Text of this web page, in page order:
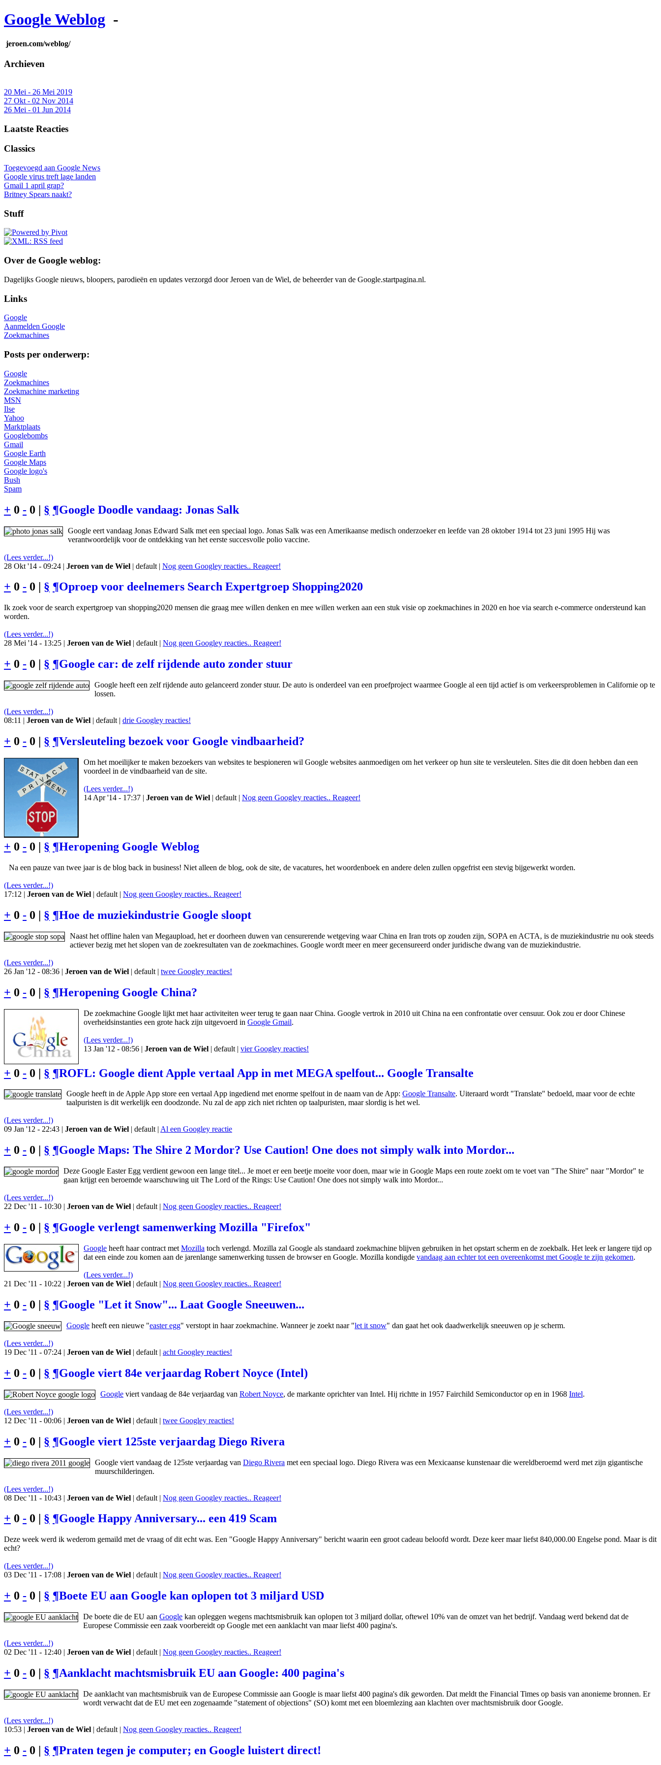
Google Weblog -
jeroen.com/weblog/
Archieven
20 Mei - 26 Mei 2019
27 Okt - 02 Nov 2014
26 Mei - 01 Jun 2014
Laatste Reacties
Classics
Toegevoegd aan Google News
Google virus treft lage landen
Gmail 1 april grap?
Britney Spears naakt?
Stuff
Over de Google weblog:
Dagelijks Google nieuws, bloopers, parodieën en updates verzorgd door Jeroen van de Wiel, de beheerder van de Google.startpagina.nl.
Links
Google
Aanmelden Google
Zoekmachines
Posts per onderwerp:
Google
Zoekmachines
Zoekmachine marketing
MSN
Ilse
Yahoo
Marktplaats
Googlebombs
Gmail
Google Earth
Google Maps
Google logo's
Bush
Spam
+ 0 - 0 | § ¶Google Doodle vandaag: Jonas Salk
Google eert vandaag Jonas Edward Salk met een speciaal logo. Jonas Salk was een Amerikaanse medisch onderzoeker en leefde van 28 oktober 1914 tot 23 juni 1995 Hij was
verantwoordelijk voor de ontdekking van het eerste succesvolle polio vaccine.
(Lees verder...!)
28 Okt '14 - 09:24 | Jeroen van de Wiel | default | Nog geen Googley reacties.. Reageer!
+ 0 - 0 | § ¶Oproep voor deelnemers Search Expertgroep Shopping2020
Ik zoek voor de search expertgroep van shopping2020 mensen die graag mee willen denken en mee willen werken aan een stuk visie op zoekmachines in 2020 en hoe via search e-commerce ondersteund kan
worden.
(Lees verder...!)
28 Mei '14 - 13:25 | Jeroen van de Wiel | default | Nog geen Googley reacties.. Reageer!
+ 0 - 0 | § ¶Google car: de zelf rijdende auto zonder stuur
Google heeft een zelf rijdende auto gelanceerd zonder stuur. De auto is onderdeel van een proefproject waarmee Google al een tijd actief is om verkeersproblemen in Californie op te
lossen.
(Lees verder...!)
08:11 | Jeroen van de Wiel | default | drie Googley reacties!
+ 0 - 0 | § ¶Versleuteling bezoek voor Google vindbaarheid?
Om het moeilijker te maken bezoekers van websites te bespioneren wil Google websites aanmoedigen om het verkeer op hun site te versleutelen. Sites die dit doen hebben dan een
voordeel in de vindbaarheid van de site.
(Lees verder...!)
14 Apr '14 - 17:37 | Jeroen van de Wiel | default | Nog geen Googley reacties.. Reageer!
+ 0 - 0 | § ¶Heropening Google Weblog
Na een pauze van twee jaar is de blog back in business! Niet alleen de blog, ook de site, de vacatures, het woordenboek en andere delen zullen opgefrist een stevig bijgewerkt worden.
(Lees verder...!)
17:12 | Jeroen van de Wiel | default | Nog geen Googley reacties.. Reageer!
+ 0 - 0 | § ¶Hoe de muziekindustrie Google sloopt
Naast het offline halen van Megaupload, het er doorheen duwen van censurerende wetgeving waar China en Iran trots op zouden zijn, SOPA en ACTA, is de muziekindustrie nu ook steeds
actiever bezig met het slopen van de zoekresultaten van de zoekmachines. Google wordt meer en meer gecensureerd onder juridische dwang van de muziekindustrie.
(Lees verder...!)
26 Jan '12 - 08:36 | Jeroen van de Wiel | default | twee Googley reacties!
+ 0 - 0 | § ¶Heropening Google China?
De zoekmachine Google lijkt met haar activiteiten weer terug te gaan naar China. Google vertrok in 2010 uit China na een confrontatie over censuur. Ook zou er door Chinese
overheidsinstanties een grote hack zijn uitgevoerd in Google Gmail.
(Lees verder...!)
13 Jan '12 - 08:56 | Jeroen van de Wiel | default | vier Googley reacties!
+ 0 - 0 | § ¶ROFL: Google dient Apple vertaal App in met MEGA spelfout... Google Transalte
Google heeft in de Apple App store een vertaal App ingediend met enorme spelfout in de naam van de App: Google Transalte. Uiteraard wordt "Translate" bedoeld, maar voor de echte
taalpuristen is dit werkelijk een doodzonde. Nu zal de app zich niet richten op taalpuristen, maar slordig is het wel.
(Lees verder...!)
09 Jan '12 - 22:43 |
Jeroen van de Wiel | default | Al een Googley reactie
+ 0 - 0 | § ¶Google Maps: The Shire 2 Mordor? Use Caution! One does not simply walk into Mordor...
Deze Google Easter Egg verdient gewoon een lange titel... Je moet er een beetje moeite voor doen, maar wie in Google Maps een route zoekt om te voet van "The Shire" naar "Mordor" te
gaan krijgt een beroemde waarschuwing uit The Lord of the Rings: Use Caution! One does not simply walk into Mordor...
(Lees verder...!)
22 Dec '11 - 10:30 | Jeroen van de Wiel | default | Nog geen Googley reacties.. Reageer!
+ 0 - 0 | § ¶Google verlengt samenwerking Mozilla "Firefox"
Google heeft haar contract met Mozilla toch verlengd. Mozilla zal Google als standaard zoekmachine blijven gebruiken in het opstart scherm en de zoekbalk. Het leek er langere tijd op
dat een einde zou komen aan de jarenlange samenwerking tussen de browser en Google. Mozilla kondigde vandaag aan echter tot een overeenkomst met Google te zijn gekomen.
(Lees verder...!)
21 Dec '11 - 10:22 | Jeroen van de Wiel | default | Nog geen Googley reacties.. Reageer!
+ 0 - 0 | § ¶Google "Let it Snow"... Laat Google Sneeuwen...
Google heeft een nieuwe "easter egg" verstopt in haar zoekmachine. Wanneer je zoekt naar "let it snow" dan gaat het ook daadwerkelijk sneeuwen op je scherm.
(Lees verder...!)
19 Dec '11 - 07:24 | Jeroen van de Wiel | default | acht Googley reacties!
+ 0 - 0 | § ¶Google viert 84e verjaardag Robert Noyce (Intel)
Google viert vandaag de 84e verjaardag van Robert Noyce, de markante oprichter van Intel. Hij richtte in 1957 Fairchild Semiconductor op en in 1968 Intel.
(Lees verder...!)
12 Dec '11 - 00:06 | Jeroen van de Wiel | default | twee Googley reacties!
+ 0 - 0 | § ¶Google viert 125ste verjaardag Diego Rivera
Google viert vandaag de 125ste verjaardag van Diego Rivera met een speciaal logo. Diego Rivera was een Mexicaanse kunstenaar die wereldberoemd werd met zijn gigantische
muurschilderingen.
(Lees verder...!)
08 Dec '11 - 10:43 | Jeroen van de Wiel | default | Nog geen Googley reacties.. Reageer!
+ 0 - 0 | § ¶Google Happy Anniversary... een 419 Scam
Deze week werd ik wederom gemaild met de vraag of dit echt was. Een "Google Happy Anniversary" bericht waarin een groot cadeau beloofd wordt. Deze keer maar liefst 840,000.00 Engelse pond. Maar is dit
echt?
(Lees verder...!)
03 Dec '11 - 17:08 | Jeroen van de Wiel | default | Nog geen Googley reacties.. Reageer!
+ 0 - 0 | § ¶Boete EU aan Google kan oplopen tot 3 miljard USD
De boete die de EU aan Google kan opleggen wegens machtsmisbruik kan oplopen tot 3 miljard dollar, oftewel 10% van de omzet van het bedrijf. Vandaag werd bekend dat de
Europese Commissie een zaak voorbereidt op Google met een aanklacht van maar liefst 400 pagina's.
(Lees verder...!)
02 Dec '11 - 12:40 | Jeroen van de Wiel | default | Nog geen Googley reacties.. Reageer!
+ 0 - 0 | § ¶Aanklacht machtsmisbruik EU aan Google: 400 pagina's
De aanklacht van machtsmisbruik van de Europese Commissie aan Google is maar liefst 400 pagina's dik geworden. Dat meldt the Financial Times op basis van anonieme bronnen. Er
wordt verwacht dat de EU met een zogenaamde "statement of objections" (SO) komt met een bloemlezing aan klachten over machtsmisbruik door Google.
(Lees verder...!)
10:53 | Jeroen van de Wiel | default | Nog geen Googley reacties.. Reageer!
+ 0 - 0 | § ¶Praten tegen je computer; en Google luistert direct!